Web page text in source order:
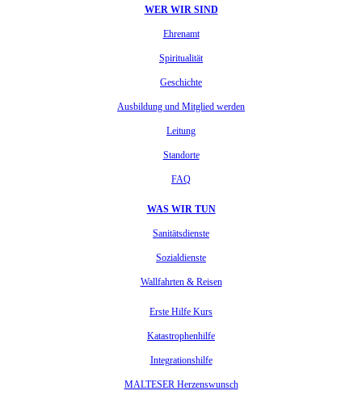
WER WIR SIND
Ehrenamt
Spiritualität
Geschichte
Ausbildung und Mitglied werden
Leitung
Standorte
FAQ
WAS WIR TUN
Sanitätsdienste
Sozialdienste
Wallfahrten & Reisen
Erste Hilfe Kurs
Katastrophenhilfe
Integrationshilfe
MALTESER Herzenswunsch